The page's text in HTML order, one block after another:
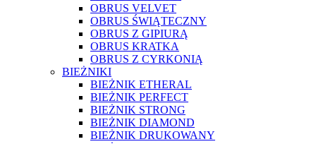
OBRUS VELVET
OBRUS ŚWIĄTECZNY
OBRUS Z GIPIURĄ
OBRUS KRATKA
OBRUS Z CYRKONIĄ
BIEŻNIKI
BIEŻNIK ETHERAL
BIEŻNIK PERFECT
BIEŻNIK STRONG
BIEŻNIK DIAMOND
BIEŻNIK DRUKOWANY